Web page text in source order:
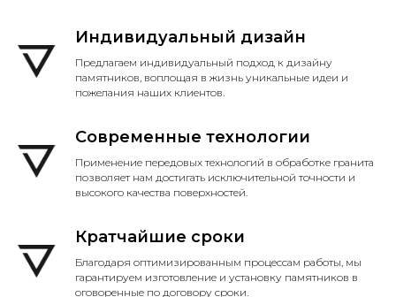
Индивидуальный дизайн
Предлагаем индивидуальный подход к дизайну
памятников, воплощая в жизнь уникальные идеи и
пожелания наших клиентов.
Современные технологии
Применение передовых технологий в обработке гранита
позволяет нам достигать исключительной точности и
высокого качества поверхностей.
Кратчайшие сроки
Благодаря оптимизированным процессам работы, мы
гарантируем изготовление и установку памятников в
оговоренные по договору сроки.